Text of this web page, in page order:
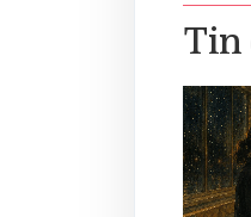
Tin